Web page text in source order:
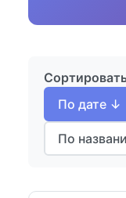
По дате ↓
По